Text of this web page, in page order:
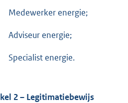
Medewerker energie;
Adviseur energie;
Specialist energie.
2 – Legitimatiebewijs